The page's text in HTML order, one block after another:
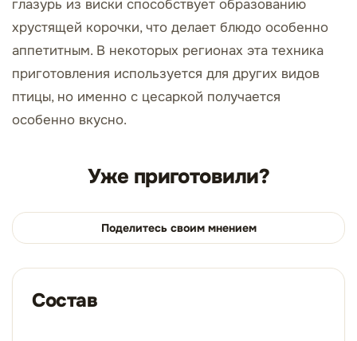
глазурь из виски способствует образованию
хрустящей корочки, что делает блюдо особенно
аппетитным. В некоторых регионах эта техника
приготовления используется для других видов
птицы, но именно с цесаркой получается
особенно вкусно.
Уже приготовили?
Поделитесь своим мнением
Состав